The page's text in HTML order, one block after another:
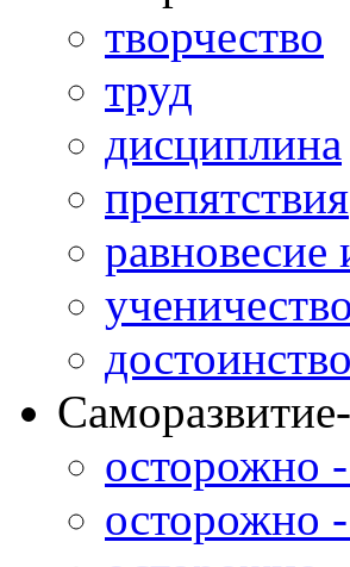
творчество
труд
дисциплина
препятствия
равновесие
ученичество
достоинство
осторожно
осторожно